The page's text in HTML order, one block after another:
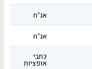
אג"ח
אג"ח
כתבי
אופציות